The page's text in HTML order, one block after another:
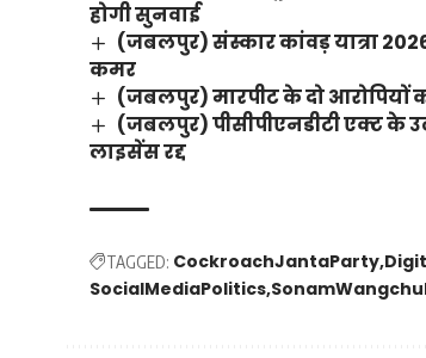
होगी सुनवाई
(जबलपुर) संस्कार कांवड़ यात्रा
कमर
(जबलपुर) मारपीट के दो आरोपियों
(जबलपुर) पीसीपीएनडीटी एक्ट के
लाइसेंस रद्द
TAGGED: CockroachJantaParty
SocialMediaPolitics